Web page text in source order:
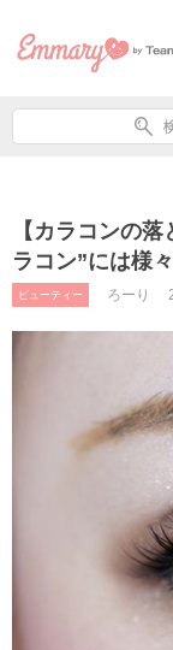
【カラコンの
ラコン”には様
ビューティー ろーり